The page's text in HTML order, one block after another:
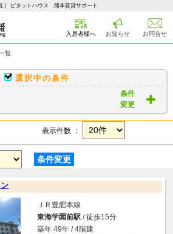
｜ ピタットハウス 熊本賃貸サポート
入居者様へ お知らせ お問合せ
覧
選択中の条件
条件
変更
表示件数 ：
条件変更
ＪＲ豊肥本線
東海学園前駅 / 徒歩15分
築年 49年 / 4階建